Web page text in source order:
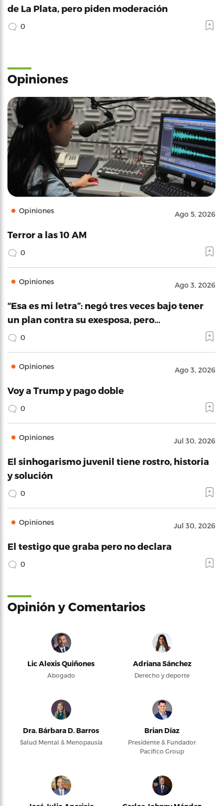
de La Plata, pero piden moderación
0
Opiniones
Opiniones Ago 5, 2026
Terror a las 10 AM
0
Opiniones Ago 3, 2026
“Esa es mi letra”: negó tres veces bajo tener
un plan contra su exesposa, pero…
0
Opiniones Ago 3, 2026
Voy a Trump y pago doble
0
Opiniones Jul 30, 2026
El sinhogarismo juvenil tiene rostro, historia
y solución
0
Opiniones Jul 30, 2026
El testigo que graba pero no declara
0
Opinión y Comentarios
Lic Alexis Quiñones
Abogado
Adriana Sánchez
Derecho y deporte
Dra. Bárbara D. Barros
Salud Mental & Menopausia
Brian Díaz
Presidente & Fundador
Pacifico Group